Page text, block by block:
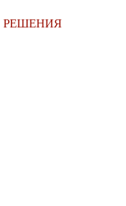
РЕШЕНИЯ